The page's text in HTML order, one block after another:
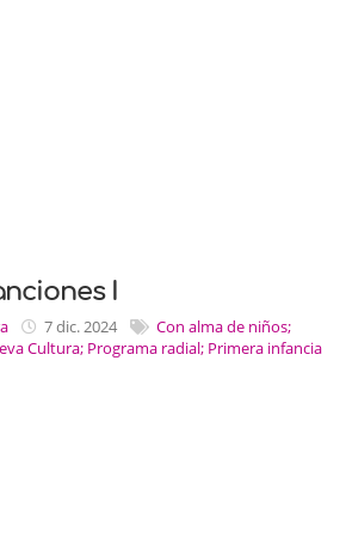
I
7 dic. 2024
Con alma de niños;
Cultura; Programa radial; Primera infancia